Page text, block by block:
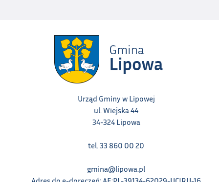
Urząd Gminy w Lipowej
ul. Wiejska 44
34-324 Lipowa
tel. 33 860 00 20
gmina@lipowa.pl